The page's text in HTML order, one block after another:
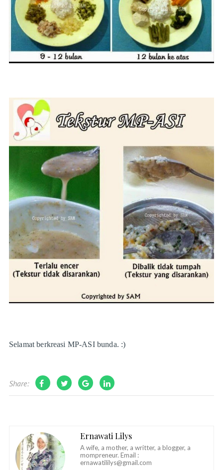
Selamat berkreasi MP-ASI bunda. :)
Share:
Ernawati Lilys
A wife, a mother, a writter, a blogger, a
mompreneur. Email :
ernawatililys@gmail.com